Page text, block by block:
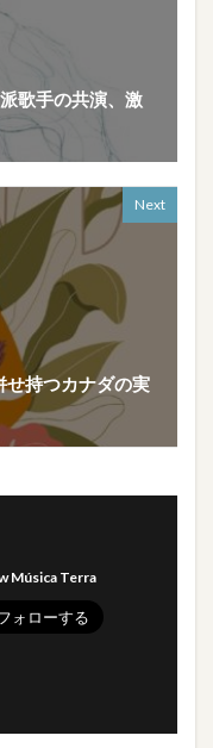
歌手の共演、激
Next
せ持つカナダの実
Música Terra